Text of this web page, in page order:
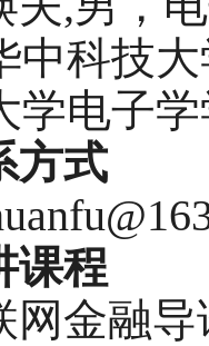
中科技
学电子
方式
课程
网金融